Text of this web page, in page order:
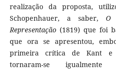
realização da proposta,
Schopenhauer, a saber, O
Representação(1819) que foi
que ora se apresentou,
primeira crítica de Kant e
tornaram-se